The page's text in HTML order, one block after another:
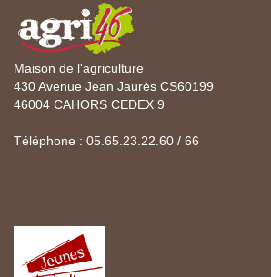
Maison de l'agriculture
430 Avenue Jean Jaurès CS60199
46004 CAHORS CEDEX 9
Téléphone : 05.65.23.22.60 / 66